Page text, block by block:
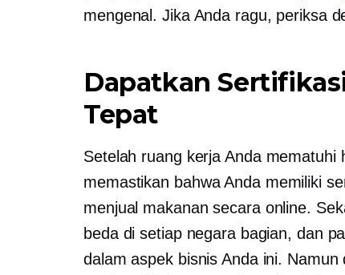
mengenal. Jika Anda ragu, periksa
Dapatkan
Tepat
Setelah ruang kerja Anda mematuhi
memastikan bahwa Anda memiliki
menjual makanan secara online.
beda di setiap negara bagian, dan
dalam aspek bisnis Anda ini.